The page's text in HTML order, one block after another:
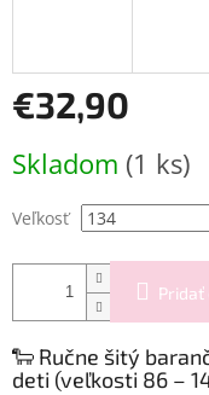
€32,90
cena:
Skladom (1 ks)
Veľkosť
Pridať
🐑 Ručne šitý
deti (veľkosti 86 –